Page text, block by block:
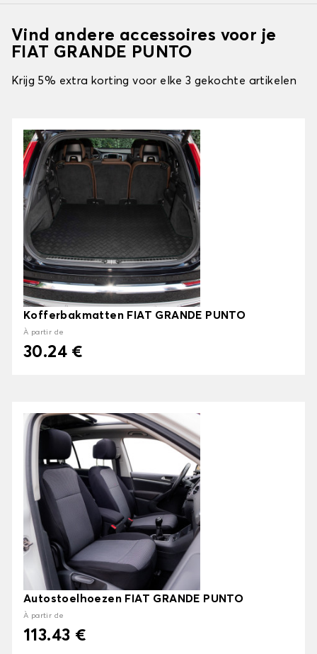
Vind andere accessoires voor je
FIAT GRANDE PUNTO
Krijg 5% extra korting voor elke 3 gekochte artikelen
Kofferbakmatten FIAT GRANDE PUNTO
À partir de
30.24 €
Autostoelhoezen FIAT GRANDE PUNTO
À partir de
113.43 €